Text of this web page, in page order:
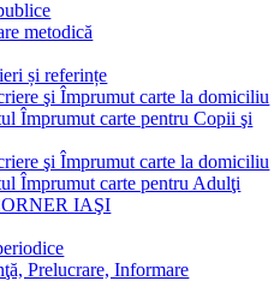
metodică
și referințe
şi Împrumut carte la domiciliu
Împrumut carte pentru Copii şi
şi Împrumut carte la domiciliu
Împrumut carte pentru Adulţi
IAŞI
Prelucrare, Informare